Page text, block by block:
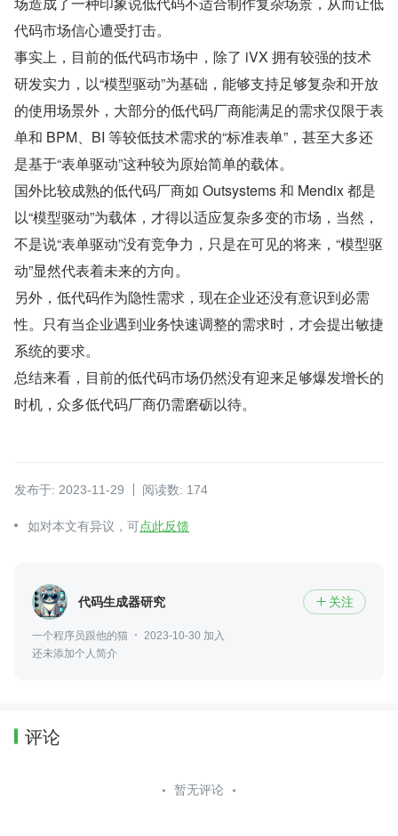
代码市场信心遭受打击。
事实上，目前的低代码市场中，除了 iVX 拥有较强的技术
研发实力，以“模型驱动”为基础，能够支持足够复杂和开放
的使用场景外，大部分的低代码厂商能满足的需求仅限于表
单和 BPM、BI 等较低技术需求的“标准表单”，甚至大多还
是基于“表单驱动”这种较为原始简单的载体。
国外比较成熟的低代码厂商如 Outsystems 和 Mendix 都是
以“模型驱动”为载体，才得以适应复杂多变的市场，当然，
不是说“表单驱动”没有竞争力，只是在可见的将来，“模型驱
动”显然代表着未来的方向。
另外，低代码作为隐性需求，现在企业还没有意识到必需
性。只有当企业遇到业务快速调整的需求时，才会提出敏捷
系统的要求。
总结来看，目前的低代码市场仍然没有迎来足够爆发增长的
时机，众多低代码厂商仍需磨砺以待。
发布于: 2023-11-29 阅读数: 174
如对本文有异议，可点此反馈
代码生成器研究  关注
一个程序员跟他的猫
2023-10-30 加入
还未添加个人简介
评论
暂无评论